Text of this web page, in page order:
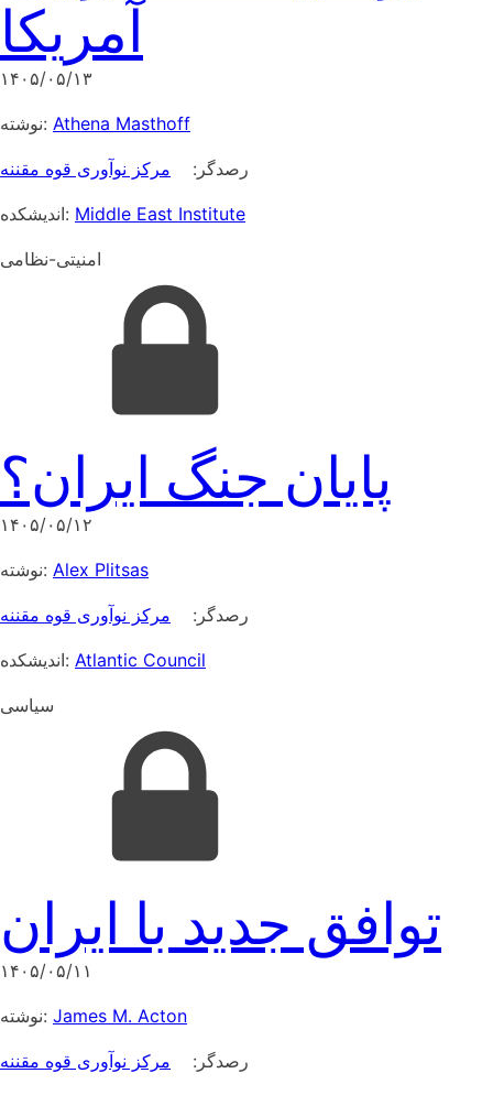
آمریکا
۱۴۰۵/۰۵/۱۳
نوشته: Athena Masthoff
رصدگر: مرکز نوآوری قوه مقننه
اندیشکده: Middle East Institute
امنیتی-نظامی
پایان جنگ ایران؟
۱۴۰۵/۰۵/۱۲
نوشته: Alex Plitsas
رصدگر: مرکز نوآوری قوه مقننه
اندیشکده: Atlantic Council
سیاسی
توافق جدید با ایران
۱۴۰۵/۰۵/۱۱
نوشته: James M. Acton
رصدگر: مرکز نوآوری قوه مقننه